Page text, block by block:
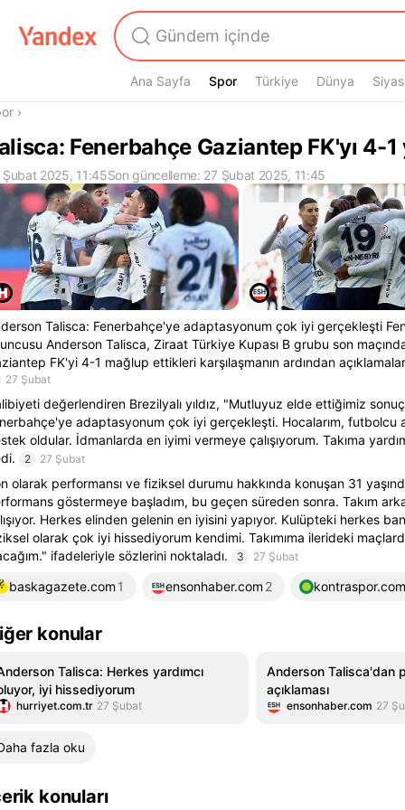
Ana Sayfa Spor
Spor Türkiye Dünya
›
Fenerbahçe Gaziantep FK'yı 4-
Şubat 2025, 11:45Son güncelleme: 27 Şubat 2025, 11:45
Talisca: Fenerbahçe'ye adaptasyonum çok iyi gerçekleşti
Anderson Talisca, Ziraat Türkiye Kupası B grubu son
FK'yi 4-1 mağlup ettikleri karşılaşmanın ardından
27 Şubat
değerlendiren Brezilyalı yıldız, "Mutluyuz elde ettiğimiz
adaptasyonum çok iyi gerçekleşti. Hocalarım, futbolcu
oldular. İdmanlarda en iyimi vermeye çalışıyorum. Takıma
2 27 Şubat
olarak performansı ve fiziksel durumu hakkında konuşan 31
göstermeye başladım, bu geçen süreden sonra. Takım
Herkes elinden gelenin en iyisini yapıyor. Kulüpteki herkes
olarak çok iyi hissediyorum kendimi. Takımıma ilerideki
ifadeleriyle sözlerini noktaladı.
3 27 Şubat
baskagazete.com 1 ensonhaber.com 2 kontraspor.com
konular
Talisca: Herkes yardımcı
iyi hissediyorum
hurriyet.com.tr 27 Şubat
Anderson Talisca'dan
açıklaması
ensonhaber.com 27
fazla oku
konuları